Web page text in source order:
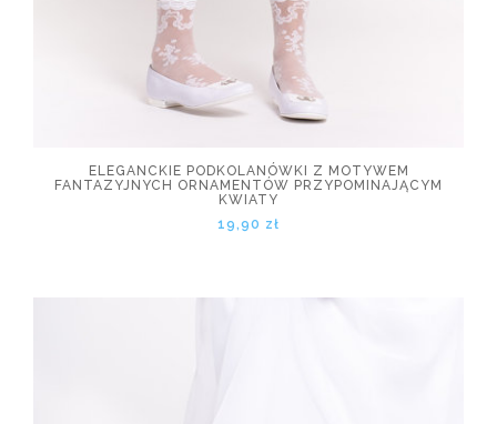
ELEGANCKIE PODKOLANÓWKI Z MOTYWEM
FANTAZYJNYCH ORNAMENTÓW PRZYPOMINAJĄCYM
KWIATY
19,90 zł